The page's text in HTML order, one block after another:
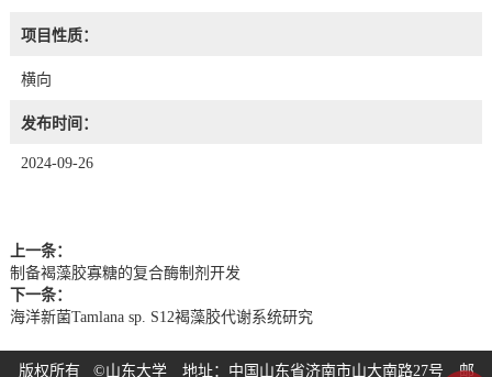
项目性质：
横向
发布时间：
2024-09-26
上一条：
制备褐藻胶寡糖的复合酶制剂开发
下一条：
海洋新菌Tamlana sp. S12褐藻胶代谢系统研究
版权所有 ©山东大学 地址：中国山东省济南市山大南路27号 邮